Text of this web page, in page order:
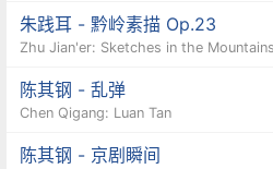
朱践耳 - 黔岭素描 Op.23
Zhu Jian'er: Sketches in the
陈其钢 - 乱弹
Chen Qigang: Luan Tan
陈其钢 - 京剧瞬间